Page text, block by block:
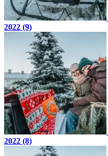
2022 (9)
2022 (8)